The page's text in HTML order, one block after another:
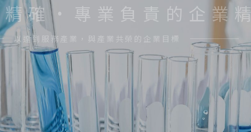
確•專業負責的企業
以達到服務產業，與產業共榮的企業目標